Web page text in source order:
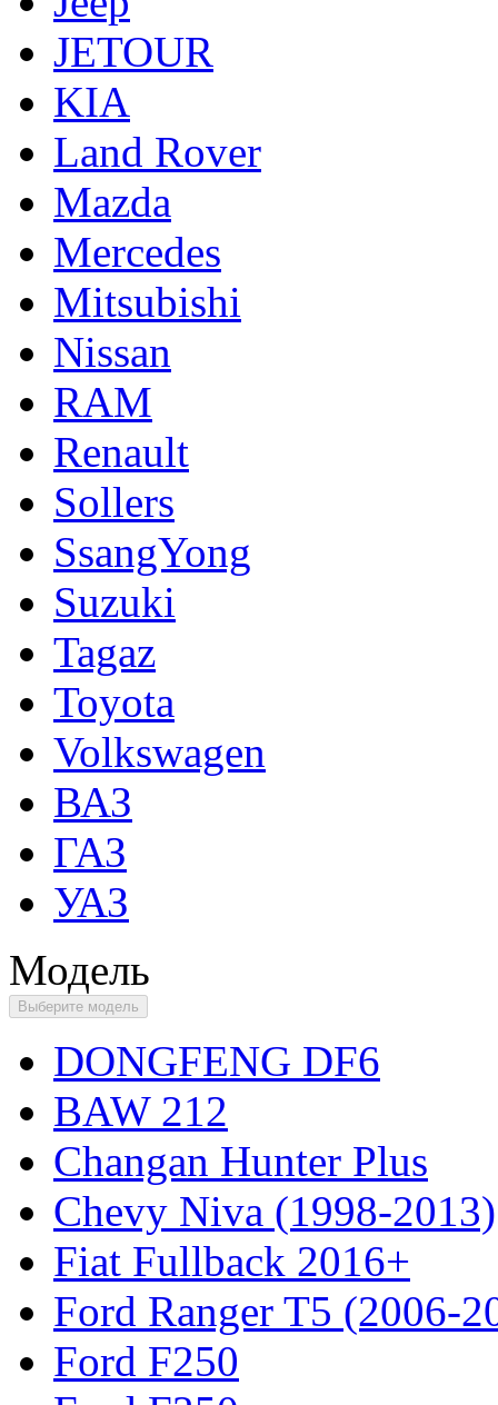
JETOUR
KIA
Land Rover
Mazda
Mercedes
Mitsubishi
Nissan
RAM
Renault
Sollers
SsangYong
Suzuki
Tagaz
Toyota
Volkswagen
ВАЗ
ГАЗ
УАЗ
Модель
Выберите модель
DONGFENG DF6
BAW 212
Changan Hunter Plus
Chevy Niva (1998-2013)
Fiat Fullback 2016+
Ford Ranger T5 (2006-
Ford F250